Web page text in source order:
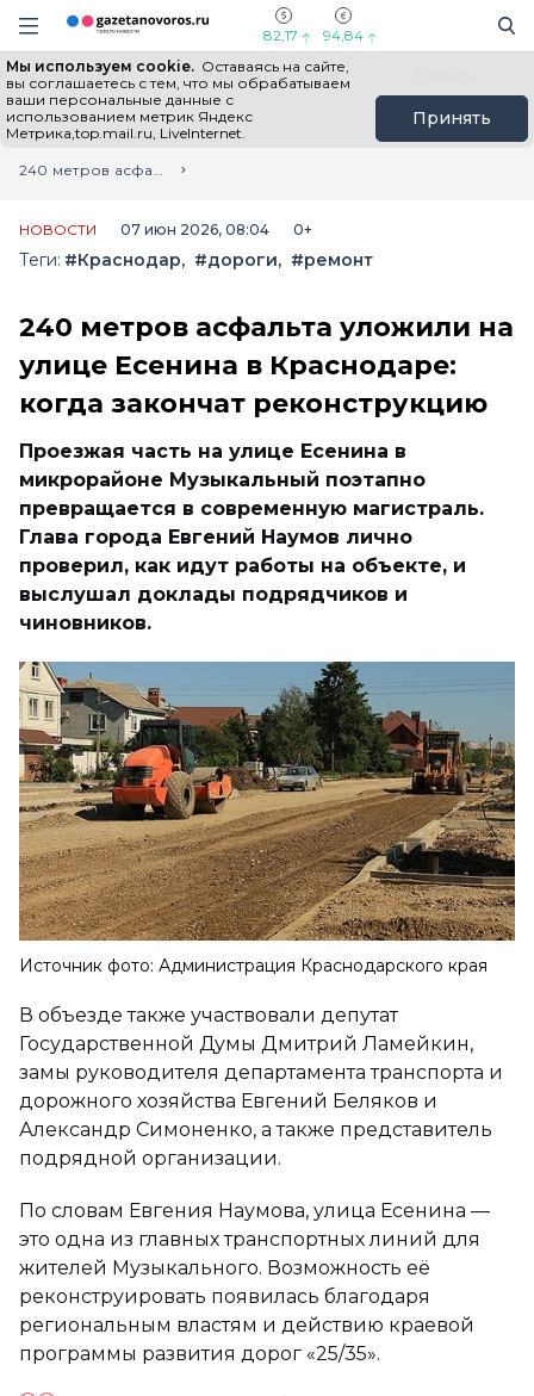
Информационный портал "ГазетаНоворос.ру"
Навигация сайта
82,17 94,84
Мы используем cookie. Оставаясь на сайте,
вы соглашаетесь с тем, что мы обрабатываем
ваши персональные данные с
использованием метрик Яндекс
Метрика,top.mail.ru, LiveInternet.
Принять
Все новости Новости России
Главная
Лента новостей
240 метров асфальта уложили на улице Есенина в Краснодаре: когда закончат реконструкцию
НОВОСТИ 07 июн 2026, 08:04 0+
Теги: #Краснодар #дороги #ремонт
240 метров асфальта уложили на
улице Есенина в Краснодаре:
когда закончат реконструкцию
Проезжая часть на улице Есенина в
микрорайоне Музыкальный поэтапно
превращается в современную магистраль.
Глава города Евгений Наумов лично
проверил, как идут работы на объекте, и
выслушал доклады подрядчиков и
чиновников.
Источник фото: Администрация Краснодарского края
В объезде также участвовали депутат
Государственной Думы Дмитрий Ламейкин,
замы руководителя департамента транспорта и
дорожного хозяйства Евгений Беляков и
Александр Симоненко, а также представитель
подрядной организации.
По словам Евгения Наумова, улица Есенина —
это одна из главных транспортных линий для
жителей Музыкального. Возможность её
реконструировать появилась благодаря
региональным властям и действию краевой
программы развития дорог «25/35».